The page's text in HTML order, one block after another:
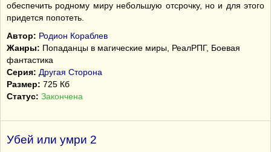
обеспечить родному миру небольшую отсрочку, но и для этого
придется попотеть.
Автор: Родион Кораблев
Жанры: Попаданцы в магические миры, РеалРПГ, Боевая
фантастика
Серия: Другая Сторона
Размер: 725 Кб
Статус: Закончена
Убей или умри 2